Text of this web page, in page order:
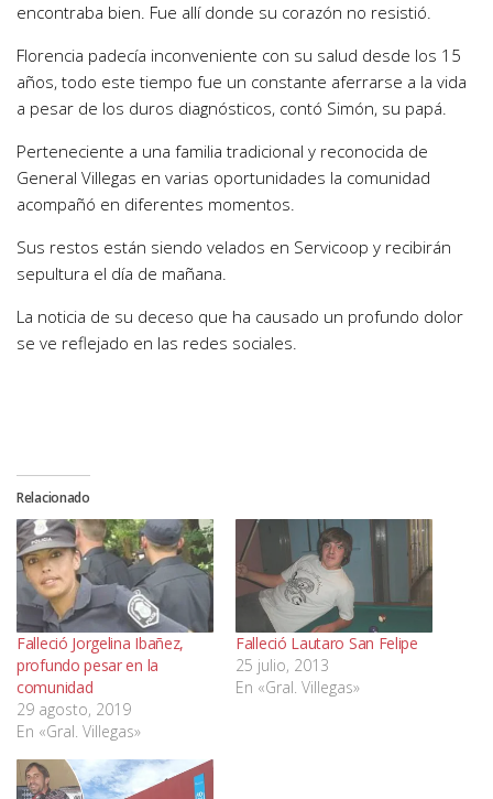
encontraba bien. Fue allí donde su corazón no resistió.
Florencia padecía inconveniente con su salud desde los 15
años, todo este tiempo fue un constante aferrarse a la vida
a pesar de los duros diagnósticos, contó Simón, su papá.
Perteneciente a una familia tradicional y reconocida de
General Villegas en varias oportunidades la comunidad
acompañó en diferentes momentos.
Sus restos están siendo velados en Servicoop y recibirán
sepultura el día de mañana.
La noticia de su deceso que ha causado un profundo dolor
se ve reflejado en las redes sociales.
Relacionado
Falleció Jorgelina Ibañez,
profundo pesar en la
comunidad
29 agosto, 2019
En «Gral. Villegas»
Falleció Lautaro San Felipe
25 julio, 2013
En «Gral. Villegas»